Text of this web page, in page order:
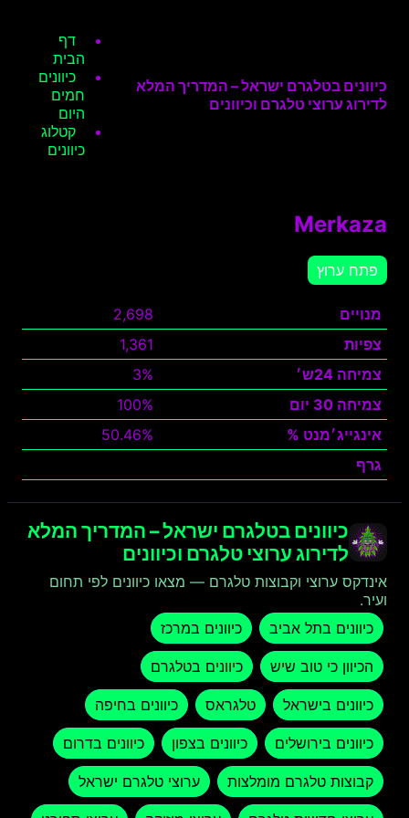
כיוונים בטלגרם ישראל – המדריך המלא
לדירוג ערוצי טלגרם וכיוונים
דף
הבית
כיוונים
חמים
היום
קטלוג
כיוונים
Merkaza
פתח ערוץ
מנויים
2,698
צפיות
1,361
צמיחה 24ש׳
3%
צמיחה 30 יום
100%
אינגייג׳מנט %
50.46%
גרף
כיוונים בטלגרם ישראל – המדריך המלא
לדירוג ערוצי טלגרם וכיוונים
אינדקס ערוצי וקבוצות טלגרם — מצאו כיוונים לפי תחום
ועיר.
כיוונים בתל אביב
כיוונים במרכז
הכיוון כי טוב שיש כיוונים בטלגרם
כיוונים בישראל טלגראס כיוונים בחיפה
כיוונים בירושלים כיוונים בצפון כיוונים בדרום
קבוצות טלגרם מומלצות ערוצי טלגרם ישראל